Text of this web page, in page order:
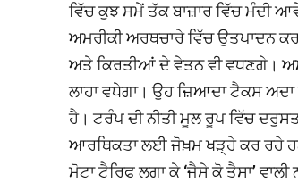
ਵਿੱਚ ਕੁਝ ਸਮੇਂ ਤੱਕ ਬਾਜ਼ਾਰ ਵਿੱਚ ਮੰਦੀ
ਅਮਰੀਕੀ ਅਰਥਚਾਰੇ ਵਿੱਚ ਉਤਪਾਦਨ
ਅਤੇ ਕਿਰਤੀਆਂ ਦੇ ਵੇਤਨ ਵੀ ਵਧਣਗੇ।
ਲਾਹਾ ਵਧੇਗਾ। ਉਹ ਜ਼ਿਆਦਾ ਟੈਕਸ
ਹੈ। ਟਰੰਪ ਦੀ ਨੀਤੀ ਮੂਲ ਰੂਪ ਵਿੱਚ
ਆਰਥਿਕਤਾ ਲਈ ਜੋਖ਼ਮ ਖੜ੍ਹੇ ਕਰ ਰਹੇ
ਮੋਟਾ ਟੈਰਿਫ ਲਗਾ ਕੇ ‘ਜੈਸੇ ਕੋ ਤੈਸਾ’